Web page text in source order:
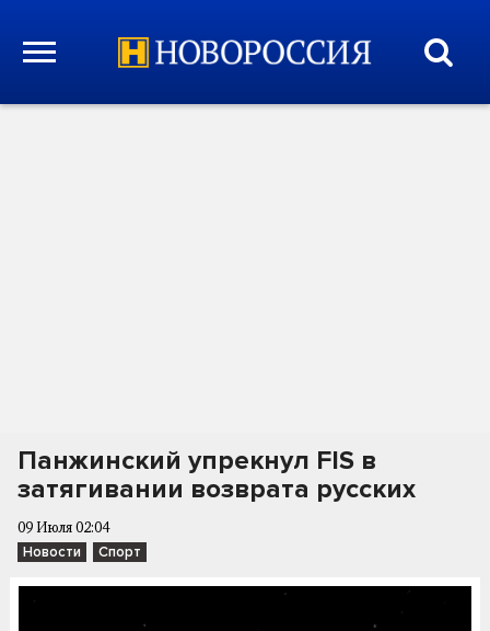
Панжинский упрекнул FIS в
затягивании возврата русских
09 Июля 02:04
Новости Спорт